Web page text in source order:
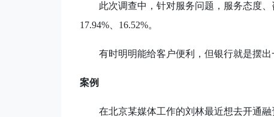
此次调查中，针对服务问题，服务态度
17.94%
16.52%。
有时明明能给客户便利，但银行就是摆
案例
在北京某媒体工作的刘林最近想去开通融